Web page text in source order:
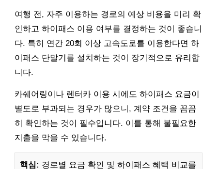
여행 전, 자주 이용하는 경로의 예상 비용을 미리 확
인하고 하이패스 이용 여부를 결정하는 것이 좋습니
다. 특히 연간 20회 이상 고속도로를 이용한다면 하
이패스 단말기를 설치하는 것이 장기적으로 유리합
니다.
카쉐어링이나 렌터카 이용 시에도 하이패스 요금이
별도로 부과되는 경우가 많으니, 계약 조건을 꼼꼼
히 확인하는 것이 필수입니다. 이를 통해 불필요한
지출을 막을 수 있습니다.
핵심: 경로별 요금 확인 및 하이패스 혜택 비교를